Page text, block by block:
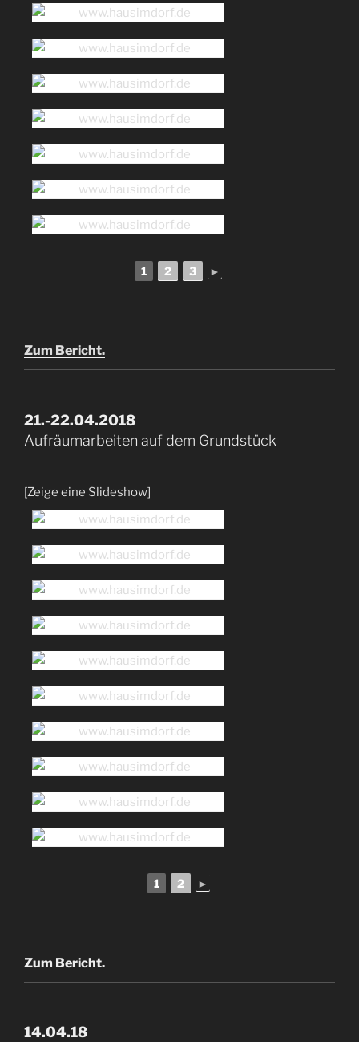
1 2 3 ►
Zum Bericht.
21.-22.04.2018
Aufräumarbeiten auf dem Grundstück
[Zeige eine Slideshow]
1 2 ►
Zum Bericht.
14.04.18